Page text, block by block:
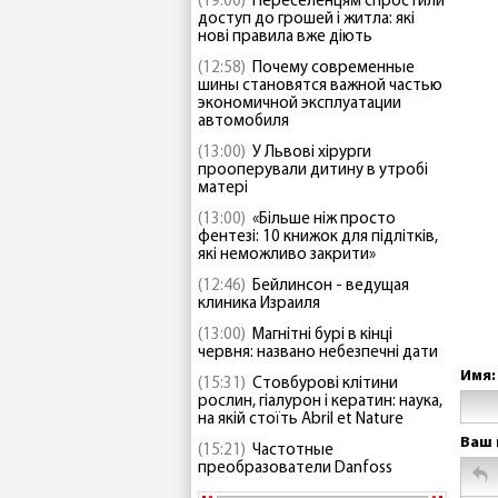
доступ до грошей і житла: які
нові правила вже діють
(12:58) Почему современные
шины становятся важной частью
экономичной эксплуатации
автомобиля
(13:00) У Львові хірурги
прооперували дитину в утробі
матері
(13:00) «Більше ніж просто
фентезі: 10 книжок для підлітків,
які неможливо закрити»
(12:46) Бейлинсон - ведущая
клиника Израиля
(13:00) Магнітні бурі в кінці
червня: названо небезпечні дати
(15:31) Стовбурові клітини
рослин, гіалурон і кератин: наука,
на якій стоїть Abril et Nature
(15:21) Частотные
преобразователи Danfoss
Имя:
Ваш